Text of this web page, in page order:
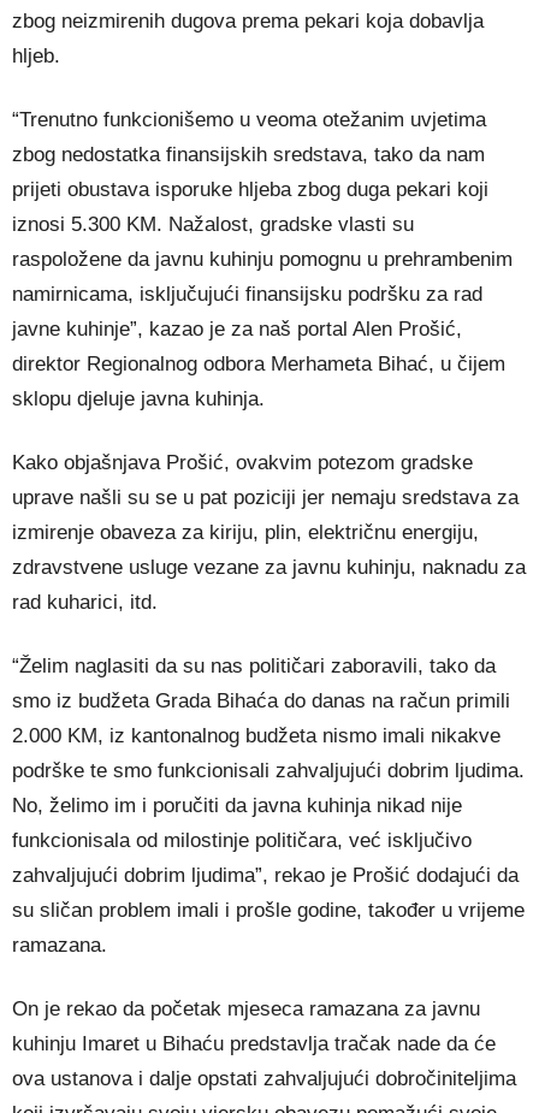
zbog neizmirenih dugova prema pekari koja dobavlja
hljeb.
“Trenutno funkcionišemo u veoma otežanim uvjetima
zbog nedostatka finansijskih sredstava, tako da nam
prijeti obustava isporuke hljeba zbog duga pekari koji
iznosi 5.300 KM. Nažalost, gradske vlasti su
raspoložene da javnu kuhinju pomognu u prehrambenim
namirnicama, isključujući finansijsku podršku za rad
javne kuhinje”, kazao je za naš portal Alen Prošić,
direktor Regionalnog odbora Merhameta Bihać, u čijem
sklopu djeluje javna kuhinja.
Kako objašnjava Prošić, ovakvim potezom gradske
uprave našli su se u pat poziciji jer nemaju sredstava za
izmirenje obaveza za kiriju, plin, električnu energiju,
zdravstvene usluge vezane za javnu kuhinju, naknadu za
rad kuharici, itd.
“Želim naglasiti da su nas političari zaboravili, tako da
smo iz budžeta Grada Bihaća do danas na račun primili
2.000 KM, iz kantonalnog budžeta nismo imali nikakve
podrške te smo funkcionisali zahvaljujući dobrim ljudima.
No, želimo im i poručiti da javna kuhinja nikad nije
funkcionisala od milostinje političara, već isključivo
zahvaljujući dobrim ljudima”, rekao je Prošić dodajući da
su sličan problem imali i prošle godine, također u vrijeme
ramazana.
On je rekao da početak mjeseca ramazana za javnu
kuhinju Imaret u Bihaću predstavlja tračak nade da će
ova ustanova i dalje opstati zahvaljujući dobročiniteljima